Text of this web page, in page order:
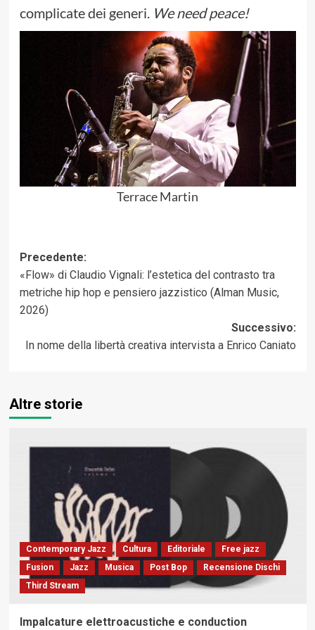
complicate dei generi. We need peace!
Terrace Martin
Navigazione
articolo
Precedente:
«Flow» di Claudio Vignali: l’estetica del contrasto tra
metriche hip hop e pensiero jazzistico (Alman Music,
2026)
Successivo:
In nome della libertà creativa intervista a Enrico Caniato
Altre storie
Contemporary Jazz Cultura Editoriale
Free jazz
Fusion
Jazz Musica Post Bop
Recensione Dischi
Third Stream
Impalcature elettroacustiche e conduction